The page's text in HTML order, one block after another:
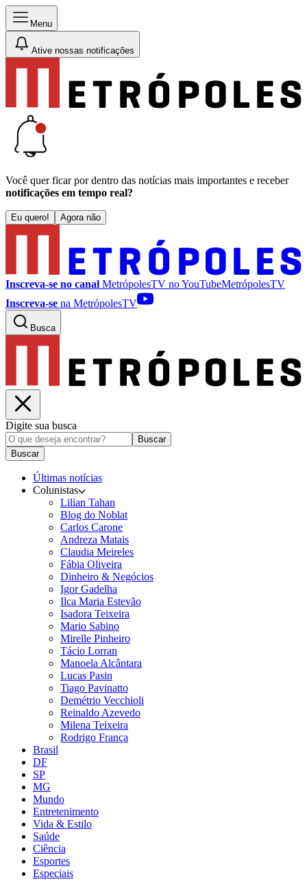
Menu
Ative nossas notificações
Você quer ficar por dentro das notícias mais importantes e receber
notificações em tempo real?
Eu quero! Agora não
Inscreva-se no canal MetrópolesTV noYouTubeMetrópolesTV
Inscreva-se na MetrópolesTV
Busca
Digite sua busca
Buscar
Buscar
Últimas notícias
Colunistas
Lilian Tahan
Blog do Noblat
Carlos Carone
Andreza Matais
Claudia Meireles
Fábia Oliveira
Dinheiro & Negócios
Igor Gadelha
Ilca Maria Estevão
Isadora Teixeira
Mario Sabino
Mirelle Pinheiro
Tácio Lorran
Manoela Alcântara
Lucas Pasin
Tiago Pavinatto
Demétrio Vecchioli
Reinaldo Azevedo
Milena Teixeira
Rodrigo França
Brasil
DF
SP
MG
Mundo
Entretenimento
Vida & Estilo
Saúde
Ciência
Esportes
Especiais